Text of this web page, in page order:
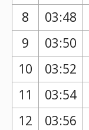
8
03:48
9
03:50
10
03:52
11
03:54
12
03:56